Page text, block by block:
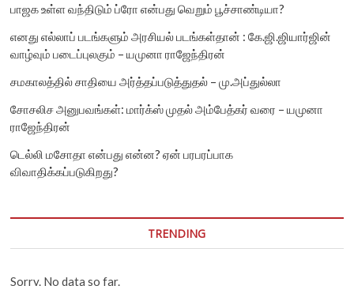
பாஜக உள்ள வந்திடும் ப்ரோ என்பது வெறும் பூச்சாண்டியா?
எனது எல்லாப் படங்களும் அரசியல் படங்கள்தான் : கே.ஜி.ஜியார்ஜின்
வாழ்வும் படைப்புலகும் – யமுனா ராஜேந்திரன்
சமகாலத்தில் சாதியை அர்த்தப்படுத்துதல் – மு.அப்துல்லா
சோசலிச அனுபவங்கள்: மார்க்ஸ் முதல் அம்பேத்கர் வரை – யமுனா
ராஜேந்திரன்
டெல்லி மசோதா என்பது என்ன? ஏன் பரபரப்பாக
விவாதிக்கப்படுகிறது?
TRENDING
Sorry. No data so far.